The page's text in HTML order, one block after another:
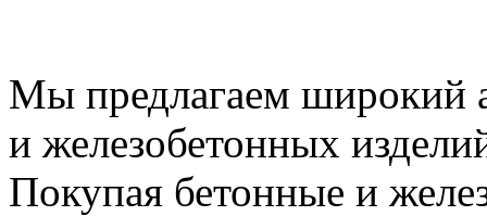
Мы предлагаем широкий
и железобетонных
Покупая бетонные и